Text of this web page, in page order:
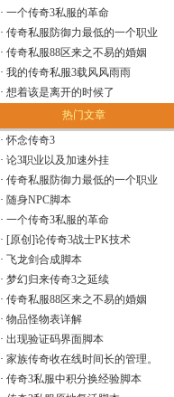
· 一个传奇3私服的革命
· 传奇私服防御力最低的一个职业
· 传奇私服88区来之不易的婚姻
· 我的传奇私服3载风风雨雨
· 想着该是离开的时候了
热门文章
·怀念传奇3
· 论3职业以及加速外挂
· 传奇私服防御力最低的一个职业
· 随身NPC脚本
· 一个传奇3私服的革命
· [原创]论传奇3战士PK技术
· 飞龙剑合成脚本
· 梦幻归来传奇3之延续
· 传奇私服88区来之不易的婚姻
· 物品怪物表详解
· 出现验证码界面脚本
· 家族传奇收在线时间长的管理。
· 传奇3私服中积分换经验脚本